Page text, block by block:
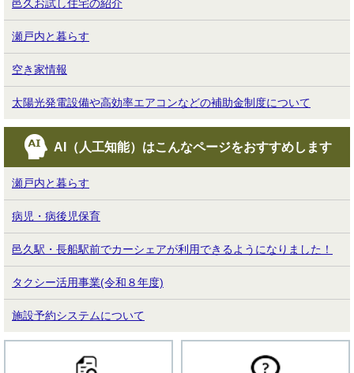
邑久お試し住宅の紹介
瀬戸内と暮らす
空き家情報
太陽光発電設備や高効率エアコンなどの補助金制度について
AI（人工知能）はこんなページをおすすめします
瀬戸内と暮らす
病児・病後児保育
邑久駅・長船駅前でカーシェアが利用できるようになりました！
タクシー活用事業(令和８年度)
施設予約システムについて